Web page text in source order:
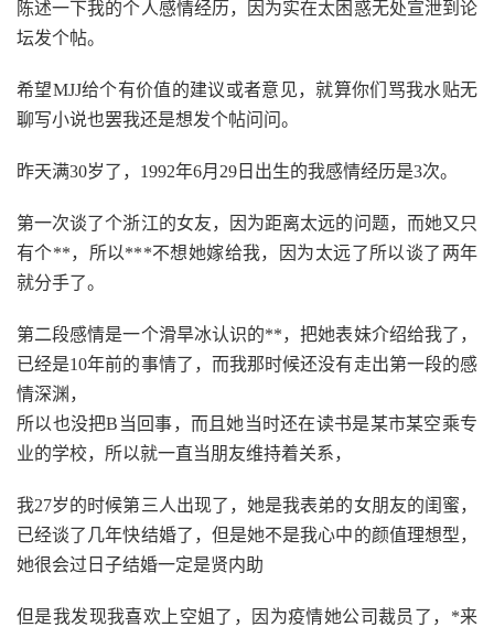
陈述一下我的个人感情经历，因为实在太困惑无处宣泄到论
坛发个帖。
希望MJJ给个有价值的建议或者意见，就算你们骂我水贴无
聊写小说也罢我还是想发个帖问问。
昨天满30岁了，1992年6月29日出生的我感情经历是3次。
第一次谈了个浙江的女友，因为距离太远的问题，而她又只
有个**，所以***不想她嫁给我，因为太远了所以谈了两年
就分手了。
第二段感情是一个滑旱冰认识的**，把她表妹介绍给我了，
已经是10年前的事情了，而我那时候还没有走出第一段的感
情深渊，
所以也没把B当回事，而且她当时还在读书是某市某空乘专
业的学校，所以就一直当朋友维持着关系，
我27岁的时候第三人出现了，她是我表弟的女朋友的闺蜜，
已经谈了几年快结婚了，但是她不是我心中的颜值理想型，
她很会过日子结婚一定是贤内助
但是我发现我喜欢上空姐了，因为疫情她公司裁员了，*来